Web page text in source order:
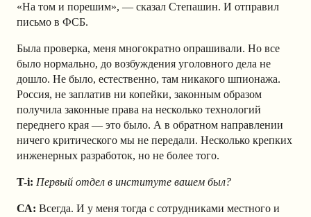
«На том и порешим», — сказал Степашин. И отправил
письмо в ФСБ.
Была проверка, меня многократно опрашивали. Но все
было нормально, до возбуждения уголовного дела не
дошло. Не было, естественно, там никакого шпионажа.
Россия, не заплатив ни копейки, законным образом
получила законные права на несколько технологий
переднего края — это было. А в обратном направлении
ничего критического мы не передали. Несколько крепких
инженерных разработок, но не более того.
T-i: Первый отдел в институте вашем был?
СА: Всегда. И у меня тогда с сотрудниками местного и